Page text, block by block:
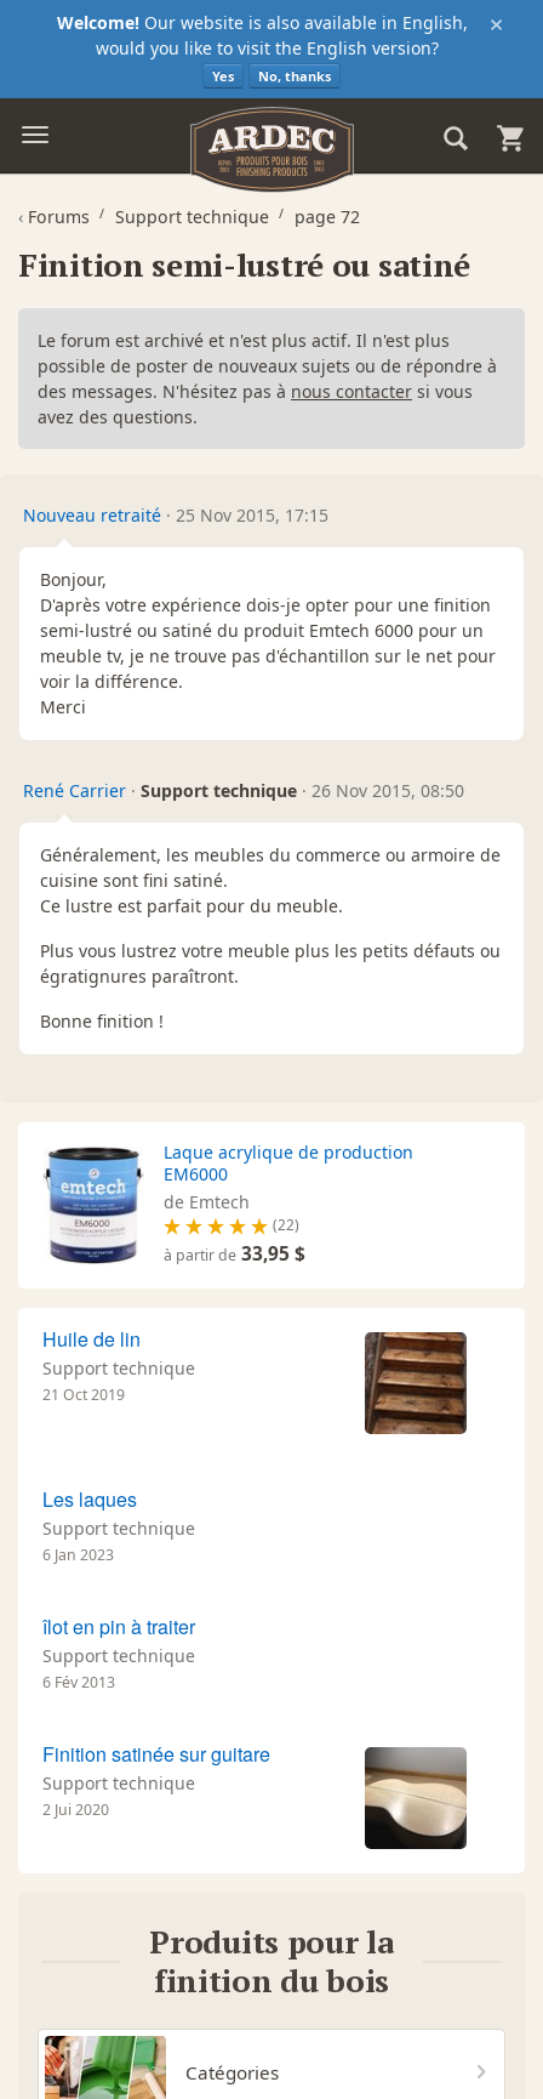
×
Welcome! Our website is also available in English,
would you like to visit the English version?
Yes No, thanks
‹ Forums Support technique page 72
Finition semi-lustré ou satiné
Le forum est archivé et n'est plus actif. Il n'est plus
possible de poster de nouveaux sujets ou de répondre à
des messages. N'hésitez pas à nous contacter si vous
avez des questions.
Nouveau retraité · 25 Nov 2015, 17:15
Bonjour,
D'après votre expérience dois-je opter pour une finition
semi-lustré ou satiné du produit Emtech 6000 pour un
meuble tv, je ne trouve pas d'échantillon sur le net pour
voir la différence.
Merci
René Carrier · Support technique · 26 Nov 2015, 08:50
Généralement, les meubles du commerce ou armoire de
cuisine sont fini satiné.
Ce lustre est parfait pour du meuble.
Plus vous lustrez votre meuble plus les petits défauts ou
égratignures paraîtront.
Bonne finition !
Laque acrylique de production
EM6000
de Emtech
(22)
à partir de 33,95 $
Huile de lin
Support technique
21 Oct 2019
Les laques
Support technique
6 Jan 2023
îlot en pin à traiter
Support technique
6 Fév 2013
Finition satinée sur guitare
Support technique
2 Jui 2020
Produits pour la
finition du bois
Catégories